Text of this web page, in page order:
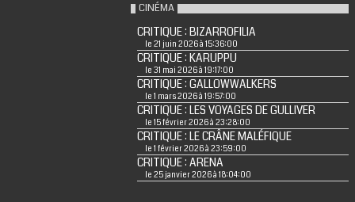
CINÉMA
CRITIQUE : BIZARROFILIA
le 21 juin 2026 à 15:36:00
CRITIQUE : KARUPPU
le 31 mai 2026 à 19:17:00
CRITIQUE : GALLOWWALKERS
le 1 mars 2026 à 19:57:00
CRITIQUE : LES VOYAGES DE GULLIVER
le 15 février 2026 à 23:28:00
CRITIQUE : LE CRÂNE MALÉFIQUE
le 1 février 2026 à 23:59:00
CRITIQUE : ARENA
le 25 janvier 2026 à 18:04:00